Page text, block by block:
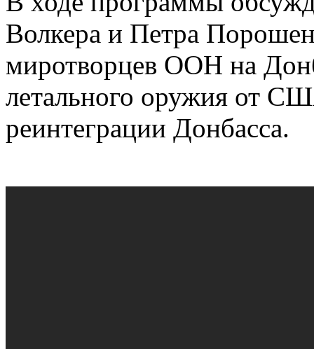
Волкера и Петра
миротворцев ООН на
летального оружия от
реинтеграции Донбасса.